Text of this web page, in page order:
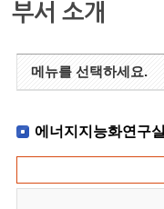
부서 소개
메뉴를 선택하세요.
에너지지능화연구실